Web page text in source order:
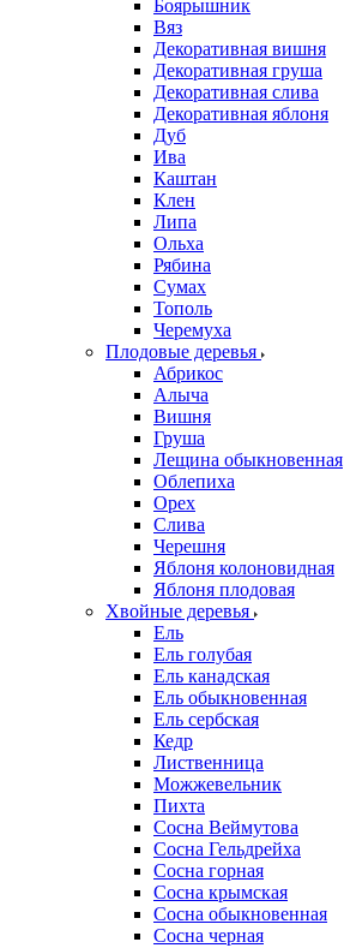
Боярышник
Вяз
Декоративная вишня
Декоративная груша
Декоративная слива
Декоративная яблоня
Дуб
Ива
Каштан
Клен
Липа
Ольха
Рябина
Сумах
Тополь
Черемуха
Плодовые деревья
Абрикос
Алыча
Вишня
Груша
Лещина обыкновенная
Облепиха
Орех
Слива
Черешня
Яблоня колоновидная
Яблоня плодовая
Хвойные деревья
Ель
Ель голубая
Ель канадская
Ель обыкновенная
Ель сербская
Кедр
Лиственница
Можжевельник
Пихта
Сосна Веймутова
Сосна Гельдрейха
Сосна горная
Сосна крымская
Сосна обыкновенная
Сосна черная